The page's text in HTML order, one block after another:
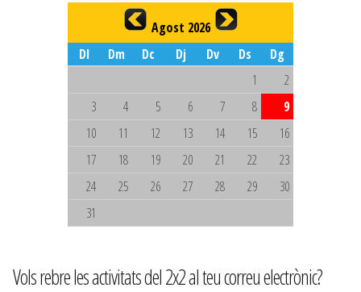
Agost 2026
Dl
Dm Dc Dj Dv Ds
Dg
1
2
3
4 5 6 7 8
9
10
11 12 13 14 15
16
17
18 19 20 21 22
23
24
25 26 27 28 29
30
31
Vols rebre les activitats del 2x2 al teu correu electrònic?